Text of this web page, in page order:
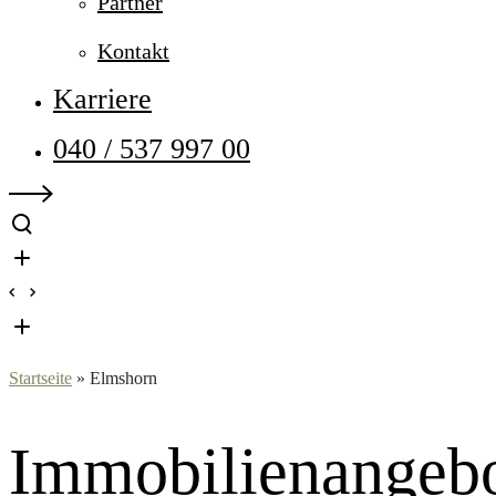
Kontakt
Karriere
040 / 537 997 00
Startseite » Elmshorn